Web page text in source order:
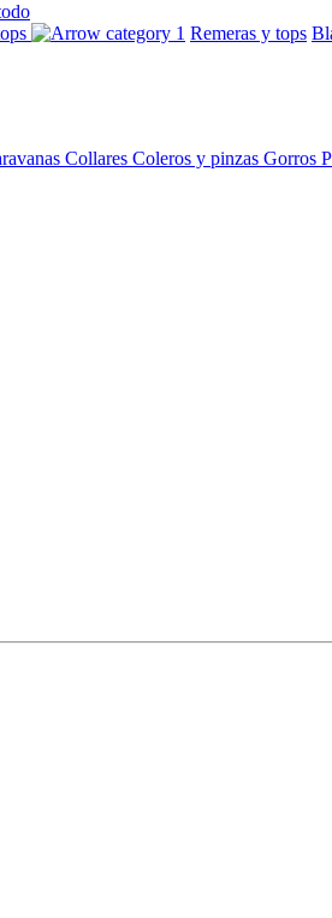
Remeras y tops
Collares Coleros y pinzas Gorros